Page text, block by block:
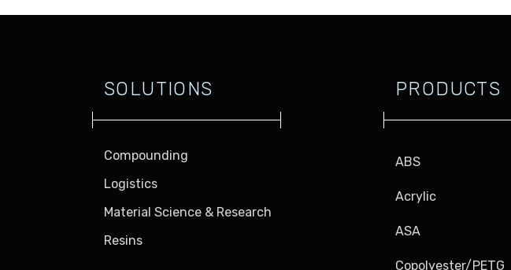
SOLUTIONS
Compounding
Logistics
Material Science & Research
Resins
PRODUCTS
ABS
Acrylic
ASA
Copolyester/PETG